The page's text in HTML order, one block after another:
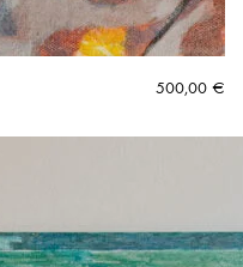
500,00 €